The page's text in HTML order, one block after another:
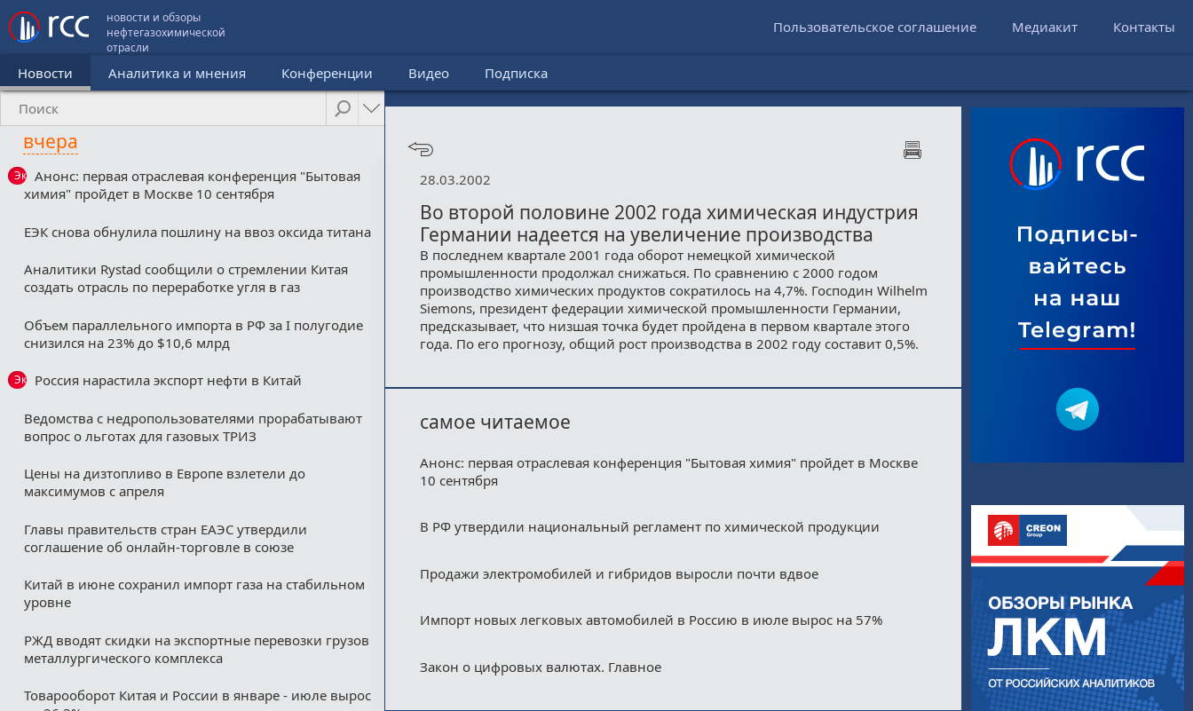
новости и обзоры
нефтегазохимической
отрасли
Пользовательское соглашение Медиакит Контакты
Новости Аналитика и мнения Конференции Видео Подписка
вчера
Эксклюзив
Анонс: первая отраслевая конференция "Бытовая
химия" пройдет в Москве 10 сентября
ЕЭК снова обнулила пошлину на ввоз оксида титана
Аналитики Rystad сообщили о стремлении Китая
создать отрасль по переработке угля в газ
Объем параллельного импорта в РФ за I полугодие
снизился на 23% до $10,6 млрд
Эксклюзив
Россия нарастила экспорт нефти в Китай
Ведомства с недропользователями прорабатывают
вопрос о льготах для газовых ТРИЗ
Цены на дизтопливо в Европе взлетели до
максимумов с апреля
Главы правительств стран ЕАЭС утвердили
соглашение об онлайн-торговле в союзе
Китай в июне сохранил импорт газа на стабильном
уровне
РЖД вводят скидки на экспортные перевозки грузов
металлургического комплекса
Товарооборот Китая и России в январе - июле вырос
28.03.2002
Во второй половине 2002 года химическая индустрия
Германии надеется на увеличение производства
В последнем квартале 2001 года оборот немецкой химической
промышленности продолжал снижаться. По сравнению с 2000 годом
производство химических продуктов сократилось на 4,7%. Господин Wilhelm
Siemons, президент федерации химической промышленности Германии,
предсказывает, что низшая точка будет пройдена в первом квартале этого
года. По его прогнозу, общий рост производства в 2002 году составит 0,5%.
самое читаемое
Анонс: первая отраслевая конференция "Бытовая химия" пройдет в Москве
10 сентября
В РФ утвердили национальный регламент по химической продукции
Продажи электромобилей и гибридов выросли почти вдвое
Импорт новых легковых автомобилей в Россию в июле вырос на 57%
Закон о цифровых валютах. Главное